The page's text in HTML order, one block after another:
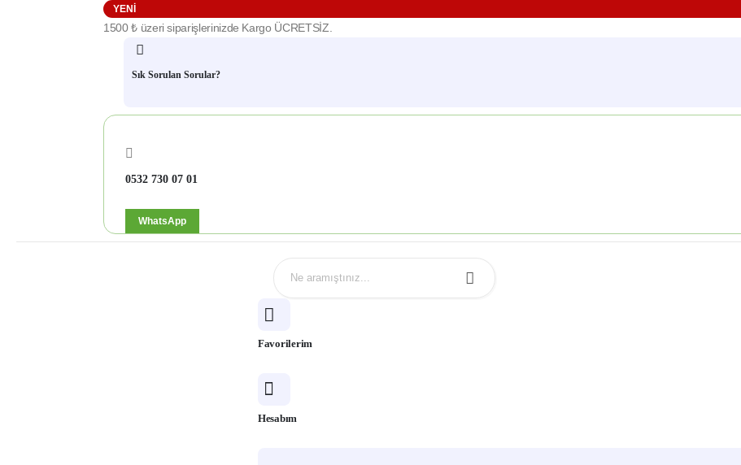
YENI
1500 ₺ üzeri siparişlerinizde Kargo ÜCRETSİZ.
Sık Sorulan Sorular?
0532 730 07 01
WhatsApp
Favorilerim
Hesabım